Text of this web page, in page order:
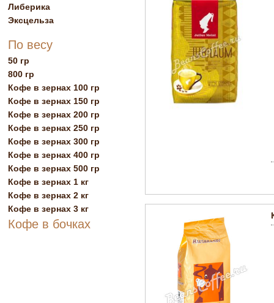
Либерика
Эксцельза
По весу
50 гр
800 гр
Кофе в зернах 100 гр
Кофе в зернах 150 гр
Кофе в зернах 200 гр
Кофе в зернах 250 гр
Кофе в зернах 300 гр
Кофе в зернах 400 гр
Кофе в зернах 500 гр
Кофе в зернах 1 кг
Кофе в зернах 2 кг
Кофе в зернах 3 кг
Кофе в бочках